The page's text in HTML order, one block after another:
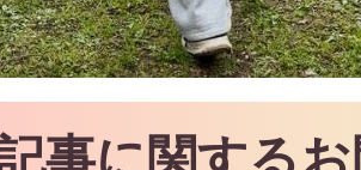
事に関する